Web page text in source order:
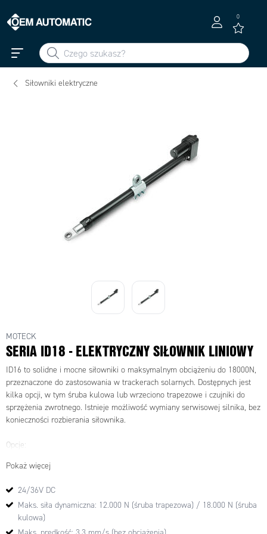
0
Siłowniki elektryczne
MOTECK
SERIA ID18 - ELEKTRYCZNY SIŁOWNIK LINIOWY
ID16 to solidne i mocne siłowniki o maksymalnym obciążeniu do 18000N,
przeznaczone do zastosowania w trackerach solarnych. Dostępnych jest
kilka opcji, w tym śruba kulowa lub wrzeciono trapezowe i czujniki do
sprzężenia zwrotnego. Istnieje możliwość wymiany serwisowej silnika, bez
konieczności rozbierania siłownika.
Opcje:
- czujnik kontaktronowy
Główne aplikacje: trackery solarne
Pokaż więcej
24/36V DC
Maks. siła dynamiczna: 12.000 N (śruba trapezowa) / 18.000 N (śruba
kulowa)